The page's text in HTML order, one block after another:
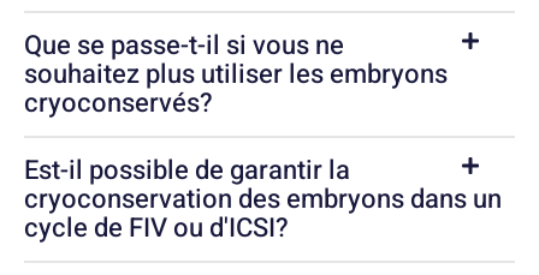
Que se passe-t-il si vous ne
souhaitez plus utiliser les embryons
cryoconservés?
Est-il possible de garantir la
cryoconservation des embryons dans un
cycle de FIV ou d'ICSI?